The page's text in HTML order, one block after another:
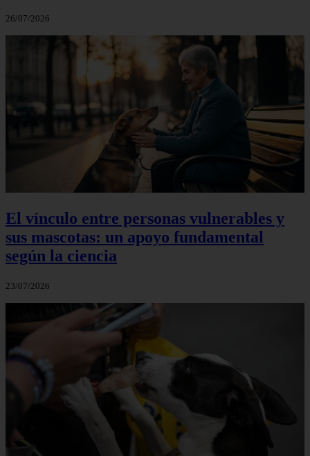
26/07/2026
El vínculo entre personas vulnerables y
sus mascotas: un apoyo fundamental
según la ciencia
23/07/2026